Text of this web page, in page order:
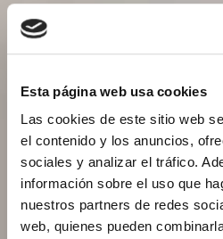
Esta página web usa cookies
Las cookies de este sitio web
el contenido y los anuncios,
sociales y analizar el tráfico.
información sobre el uso que
nuestros partners de redes
web, quienes pueden